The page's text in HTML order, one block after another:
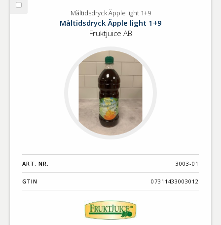
Välj
Måltidsdryck Äpple light 1+9
Måltidsdryck Äpple light 1+9
Fruktjuice AB
ART. NR. 3003-01
GTIN 07311433003012